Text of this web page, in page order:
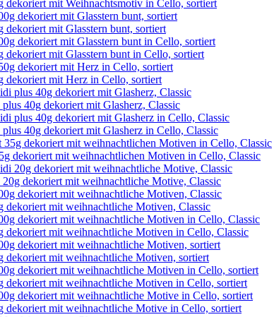
dekoriert mit Weihnachtsmotiv in Cello, sortiert
dekoriert mit Glasstern bunt, sortiert
dekoriert mit Glasstern bunt in Cello, sortiert
dekoriert mit Herz in Cello, sortiert
40g dekoriert mit Glasherz, Classic
40g dekoriert mit Glasherz in Cello, Classic
dekoriert mit weihnachtlichen Motiven in Cello, Classic
dekoriert mit weihnachtliche Motive, Classic
dekoriert mit weihnachtliche Motiven, Classic
dekoriert mit weihnachtliche Motiven in Cello, Classic
dekoriert mit weihnachtliche Motiven, sortiert
dekoriert mit weihnachtliche Motiven in Cello, sortiert
dekoriert mit weihnachtliche Motive in Cello, sortiert